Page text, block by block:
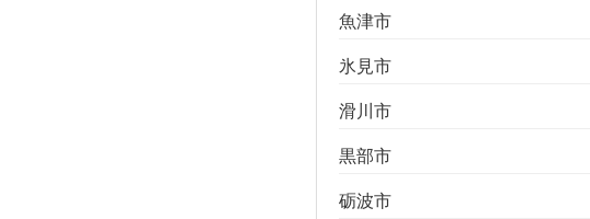
魚津市
氷見市
滑川市
黒部市
砺波市